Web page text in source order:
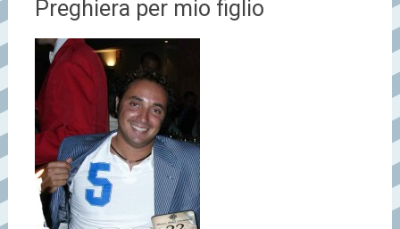
Preghiera per mio figlio